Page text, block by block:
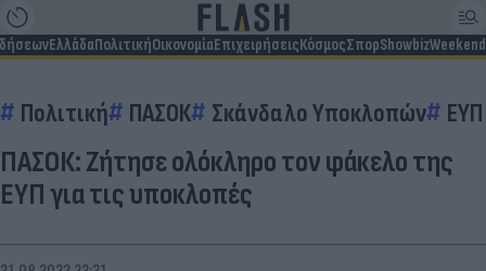
ΕλλάδαΠολιτικήΟικονομίαΕπιχειρήσειςΚόσμοςΣπορShowbizWeekend
Πολιτική ΠΑΣΟΚ Σκάνδαλο Υποκλοπών ΕΥΠ
ΠΑΣΟΚ: Ζήτησε ολόκληρο τον φάκελο της
ΕΥΠ για τις υποκλοπές